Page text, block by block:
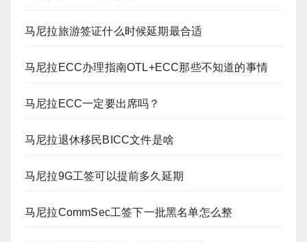
马尼拉旅游签证什么时候延期最合适
马尼拉ECC办理指南OTL+ECC那些不知道的事情
马尼拉ECC一定要出席吗？
马尼拉退休移民BICC文件是啥
马尼拉9G工签可以提前多久延期
马尼拉CommSec工签下一批黑名单怎么整